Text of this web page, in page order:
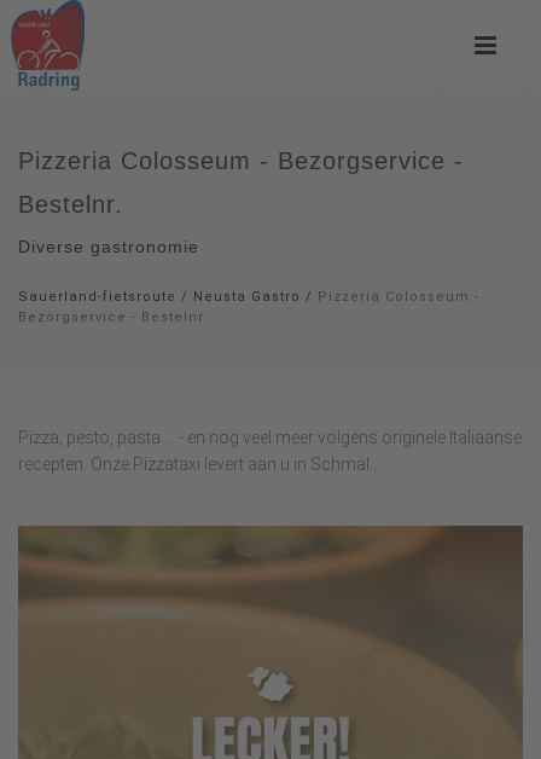
Pizzeria Colosseum - Bezorgservice -
Bestelnr.
Diverse gastronomie
Sauerland-fietsroute / Neusta Gastro / Pizzeria Colosseum -
Bezorgservice - Bestelnr.
Pizza, pesto, pasta ... - en nog veel meer volgens originele Italiaanse
recepten. Onze Pizzataxi levert aan u in Schmal...